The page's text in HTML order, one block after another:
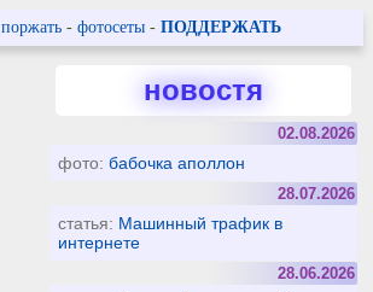
поржать- фотосеты - ПОДДЕРЖАТЬ
новостя
02.08.2026
фото:бабочка аполлон
28.07.2026
статья: Машинный трафик в
интернете
28.06.2026